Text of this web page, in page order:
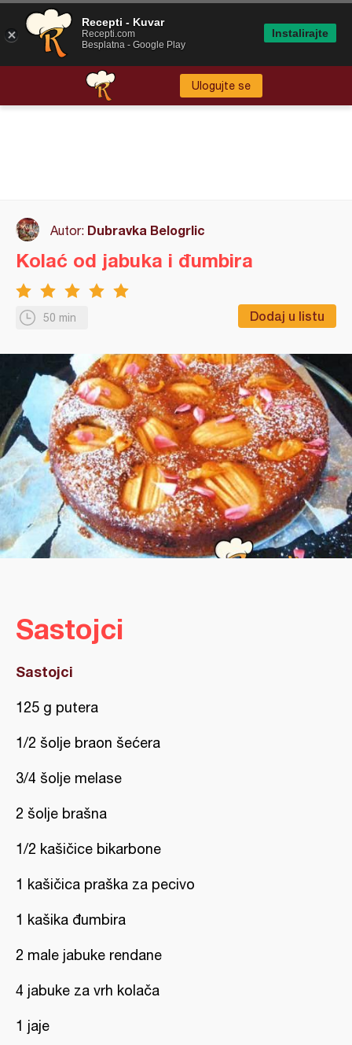
Ulogujte se
Autor: Dubravka Belogrlic
50 min Dodaj u listu
Kolać od jabuka i đumbira
Sastojci
Sastojci
125 g putera
1/2 šolje braon šećera
3/4 šolje melase
2 šolje brašna
1/2 kašičice bikarbone
1 kašičica praška za pecivo
1 kašika đumbira
2 male jabuke rendane
4 jabuke za vrh kolača
1 jaje
Recepti - Kuvar
Recepti.com
Besplatna - Google Play
Instalirajte